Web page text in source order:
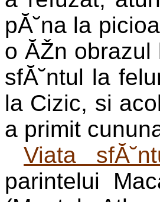
pĂ˘na la
o ĂŽn obrazul
sfĂ˘ntul la
la Cizic, si
a primit
Viata
parintelui